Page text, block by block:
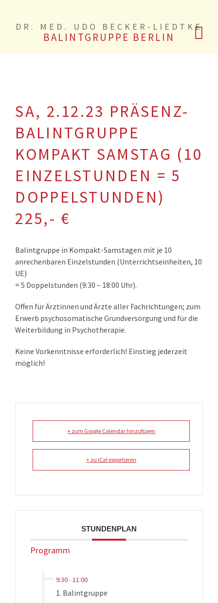
DR. MED. UDO BECKER-LIEDTKE
BALINTGRUPPE BERLIN
SA, 2.12.23 PRÄSENZ-
BALINTGRUPPE
KOMPAKT SAMSTAG (10
EINZELSTUNDEN = 5
DOPPELSTUNDEN)
225,- €
Balintgruppe in Kompakt-Samstagen mit je 10
anrechenbaren Einzelstunden (Unterrichtseinheiten, 10
UE)
= 5 Doppelstunden (9:30 – 18:00 Uhr).
Offen für Ärztinnen und Ärzte aller Fachrichtungen; zum
Erwerb psychosomatische Grundversorgungund für die
Weiterbildung in Psychotherapie.
Keine Vorkenntnisse erforderlich! Einstieg jederzeit
möglich!
+ zum Google Calendar hinzufügen
+ zu iCal exportieren
STUNDENPLAN
Programm
9:30-11:00
1. Balintgruppe